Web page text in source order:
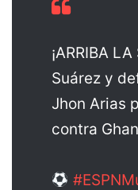
¡ARRIBA
Suárez y
Jhon Arias
contra